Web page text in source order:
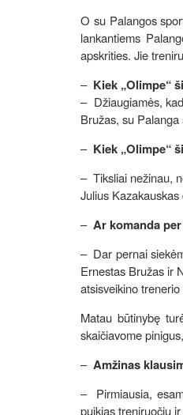
O su Palangos
lankantiems
apskrities. Jie
– Kiek „Olimpe“
– Džiaugiamės,
Bružas, su
– Kiek „Olimpe“
– Tiksliai nežinau,
Julius
– Ar komanda
– Dar pernai
Ernestas Bružas ir
atsisveikino
Matau būtinybę
skaičiavome
– Amžinas
– Pirmiausia,
puikias treniruočių